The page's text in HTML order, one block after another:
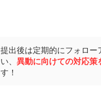
提出後は定期的にフォロー
い、 異動に向けての対応策
す！